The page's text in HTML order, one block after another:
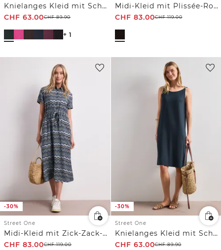
Knielanges Kleid mit Schnallendetail
CHF 63.00CHF89.90
+ 1
Midi-Kleid mit Plissée-Rock
CHF 83.00CHF119.00
-30%
Street One
Midi-Kleid mit Zick-Zack-Muster
CHF 83.00CHF119.00
-30%
Street One
Knielanges Kleid mit Schnallendetail
CHF 63.00CHF89.90